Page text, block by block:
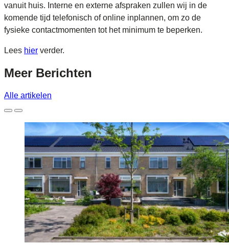
vanuit huis. Interne en externe afspraken zullen wij in de
komende tijd telefonisch of online inplannen, om zo de
fysieke contactmomenten tot het minimum te beperken.
Lees hier verder.
Meer Berichten
Alle artikelen